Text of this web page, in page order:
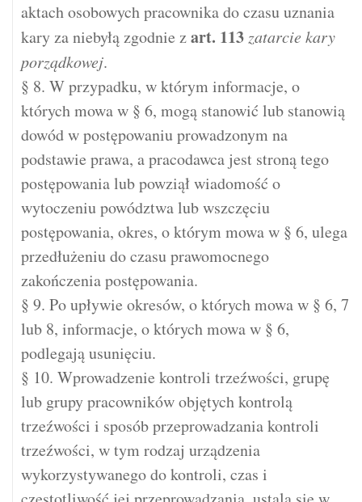
aktach osobowych pracownika do czasu uznania
kary za niebyłą zgodnie zart. 113 zatarcie kary
porządkowej.
§ 8. W przypadku, w którym informacje, o
których mowa w § 6, mogą stanowić lub stanowią
dowód w postępowaniu prowadzonym na
podstawie prawa, a pracodawca jest stroną tego
postępowania lub powziął wiadomość o
wytoczeniu powództwa lub wszczęciu
postępowania, okres, o którym mowa w § 6, ulega
przedłużeniu do czasu prawomocnego
zakończenia postępowania.
§ 9. Po upływie okresów, o których mowa w § 6, 7
lub 8, informacje, o których mowa w § 6,
podlegają usunięciu.
§ 10. Wprowadzenie kontroli trzeźwości, grupę
lub grupy pracowników objętych kontrolą
trzeźwości i sposób przeprowadzania kontroli
trzeźwości, w tym rodzaj urządzenia
wykorzystywanego do kontroli, czas i